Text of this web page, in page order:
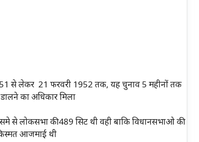
से लेकर 21 फरवरी 1952 तक, यह चुनाव 5 महीनों तक
का अधिकार मिला
लोकसभा की 489 सिट थी वही बाकि विधानसभाओ की
आजमाई थी